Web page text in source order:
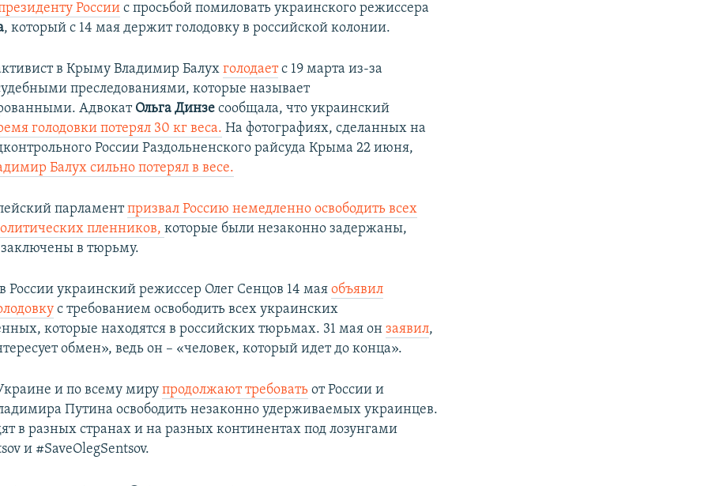
России с просьбой помиловать украинского режиссера
, который с 14 мая держит голодовку в российской колонии.
в Крыму Владимир Балухголодаетс 19 марта из-за
преследованиями, которые называет
Адвокат Ольга Динзе сообщала, что украинский
голодовки потерял 30 кг веса. На фотографиях, сделанных на
России Раздольненского райсуда Крыма 22 июня,
Балух сильно потерял в весе.
парламентпризвал Россию немедленно освободить всех
пленников,которые были незаконно задержаны,
в тюрьму.
России украинский режиссер Олег Сенцов 14 маяобъявил
с требованием освободить всех украинских
которые находятся в российских тюрьмах. 31 мая онзаявил,
обмен», ведь он ​– «человек, который идет до конца».
и по всему мирупродолжают требовать от России и
Путина освободить незаконно удерживаемых украинцев.
в разных странах и на разных континентах под лозунгами​
и #SaveOlegSentsov.